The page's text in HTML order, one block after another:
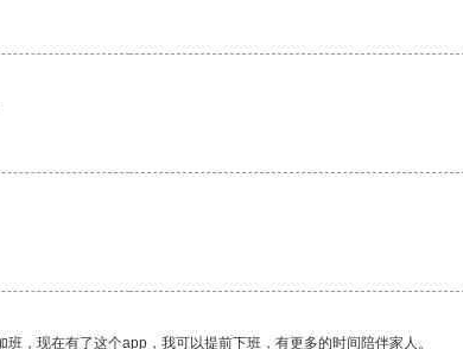
，现在有了这个app，我可以提前下班，有更多的时间陪伴家人。